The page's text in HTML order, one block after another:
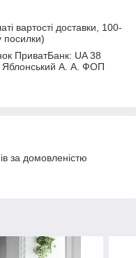
вартості доставки, 100-
посилки)
ПриватБанк: UA 38
Яблонський А. А. ФОП
за домовленістю